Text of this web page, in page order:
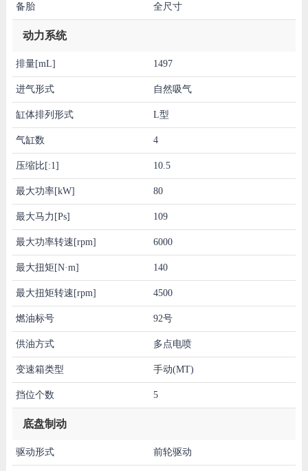
备胎 全尺寸
动力系统
排量[mL] 1497
进气形式 自然吸气
缸体排列形式 L型
气缸数 4
压缩比[:1] 10.5
最大功率[kW] 80
最大马力[Ps] 109
最大功率转速[rpm] 6000
最大扭矩[N·m] 140
最大扭矩转速[rpm] 4500
燃油标号 92号
供油方式 多点电喷
变速箱类型 手动(MT)
挡位个数 5
底盘制动
驱动形式 前轮驱动